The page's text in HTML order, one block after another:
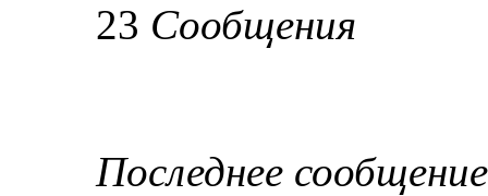
23 Сообщения
Последнее сообщение